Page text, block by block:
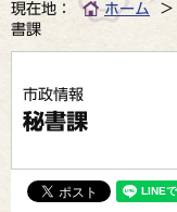
現在地： ホーム
書課
市政情報
秘書課